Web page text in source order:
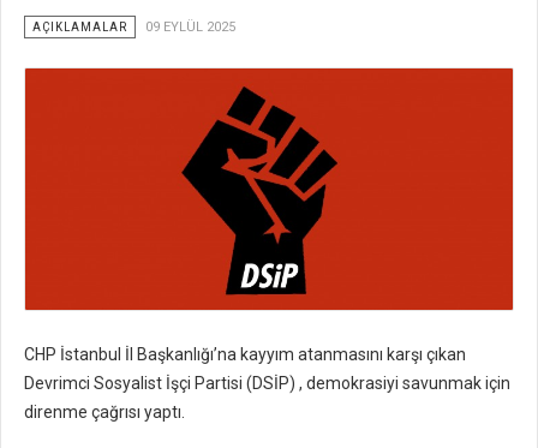
AÇIKLAMALAR 09 EYLÜL 2025
CHP İstanbul İl Başkanlığı’na kayyım atanmasını karşı çıkan
Devrimci Sosyalist İşçi Partisi (DSİP) , demokrasiyi savunmak için
direnme çağrısı yaptı.